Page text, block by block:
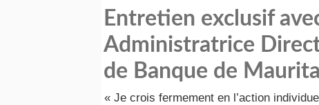
Entretien exclusif
Administratrice
de Banque de
« Je crois fermement en l’action